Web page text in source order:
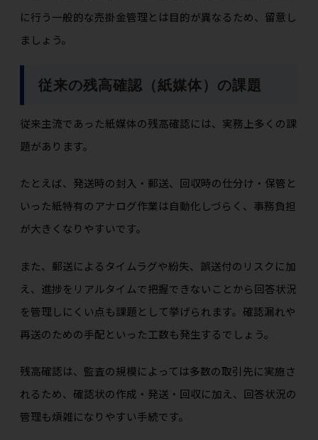
に行う一般的な売掛金管理とは目的が異なるため、留意し
ましょう。
従来の残高確認（紙媒体）の課題
従来主流であった紙媒体の残高確認には、実務上多くの課
題があります。
たとえば、発送時の封入・郵送、回収時の仕分け・保管と
いった紙特有のアナログ作業は自動化しづらく、事務負担
が大きくなりやすいです。
また、郵送によるタイムラグや紛失、誤送付のリスクに加
え、進捗をリアルタイムで把握できないことから回答状況
を管理しにくい点も課題として挙げられます。確認漏れや
再送のための手配といった工数も発生するでしょう。
残高確認は、監査の規模によっては多数の取引先に実施さ
れるため、確認状の作成・発送・回収に加え、回答状況の
管理も煩雑になりやすい手続です。